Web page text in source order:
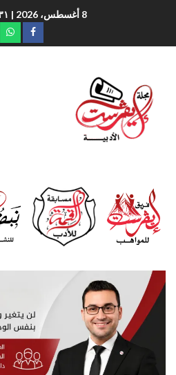
8 أغسطس، 2026 | ٢:٢١:٣٢ ص